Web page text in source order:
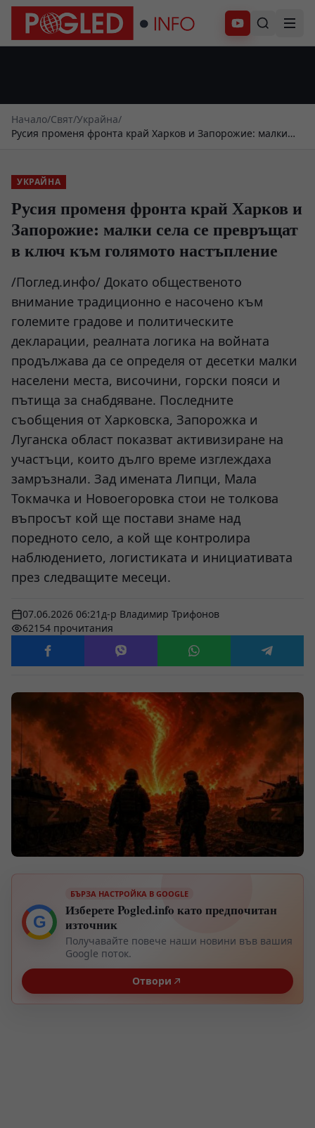
Абонирай се
Начало/Свят/Украйна/
Русия променя фронта край Харков и Запорожие: малки
УКРАЙНА
Русия променя фронта край Харков и
Запорожие: малки села се превръщат
в ключ към голямото настъпление
/Поглед.инфо/ Докато общественото
внимание традиционно е насочено към
големите градове и политическите
декларации, реалната логика на войната
продължава да се определя от десетки малки
населени места, височини, горски пояси и
пътища за снабдяване. Последните
съобщения от Харковска, Запорожка и
Луганска област показват активизиране на
участъци, които дълго време изглеждаха
замръзнали. Зад имената Липци, Мала
Токмачка и Новоегоровка стои не толкова
въпросът кой ще постави знаме над
поредното село, а кой ще контролира
наблюдението, логистиката и инициативата
през следващите месеци.
07.06.2026 06:21д-р Владимир Трифонов
62154 прочитания
G
БЪРЗА НАСТРОЙКА В GOOGLE
Изберете Pogled.info като предпочитан
източник
Получавайте повече наши новини във вашия
Google поток.
Отвори